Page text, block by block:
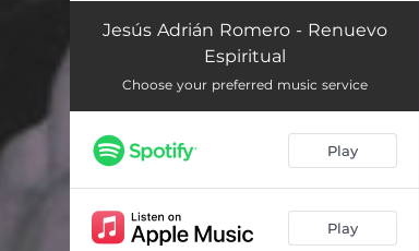
Santo 03:22
Renuevo Espiritual
Ayúdame 04:19
Enseña Tu Luz 04:43
Déjame 03:47
Jesús Adrián Romero - Renuevo
Espiritual
Choose your preferred music service
Play
Play